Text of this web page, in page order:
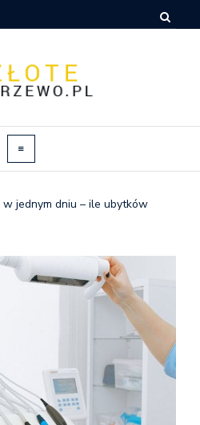
jednym dniu – ile ubytków